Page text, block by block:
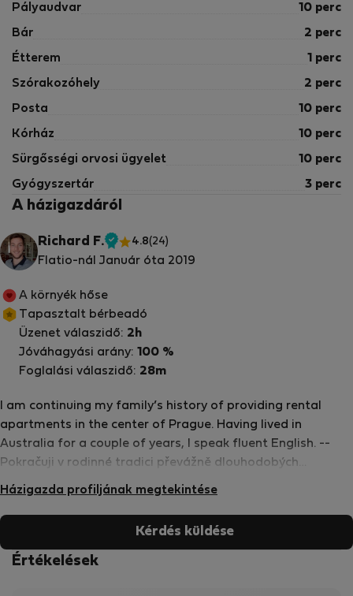
Pályaudvar 10 perc
Bár 2 perc
Étterem 1 perc
Szórakozóhely 2 perc
Posta 10 perc
Kórház 10 perc
Sürgősségi orvosi ügyelet 10 perc
Gyógyszertár 3 perc
A házigazdáról
Richard F.
Ellenőrzött
4.8(24)
Flatio-nál Január óta 2019
I am continuing my family’s history of providing rental
apartments in the center of Prague. Having lived in
Australia for a couple of years, I speak fluent English. --
Pokračuji v rodinné tradici převážně dlouhodobých
pronájmů v centru Prahy.
Házigazda profiljának megtekintése
A környék hőse
Tapasztalt bérbeadó
Üzenet válaszidő: 2h
Jóváhagyási arány: 100 %
Foglalási válaszidő: 28m
Kérdés küldése
Értékelések